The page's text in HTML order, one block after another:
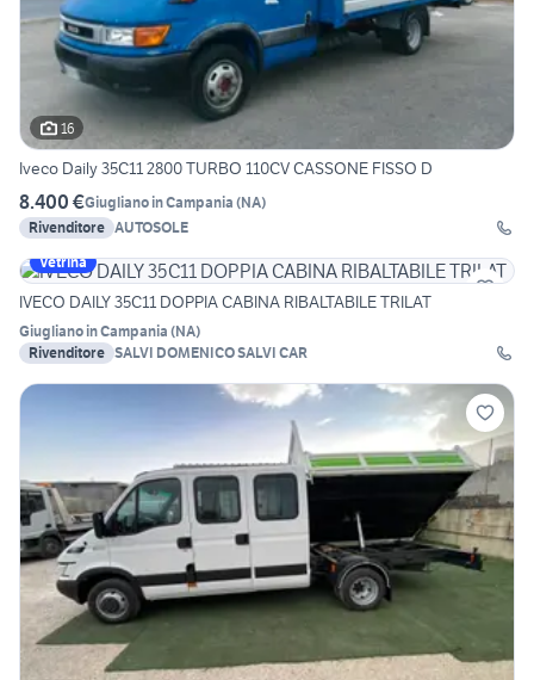
16
Iveco Daily 35C11 2800 TURBO 110CV CASSONE FISSO D
8.400 €Giugliano in Campania (NA)
Rivenditore AUTOSOLE
Vetrina
IVECO DAILY 35C11 DOPPIA CABINA RIBALTABILE TRILAT
Giugliano in Campania (NA)
Rivenditore SALVI DOMENICO SALVI CAR